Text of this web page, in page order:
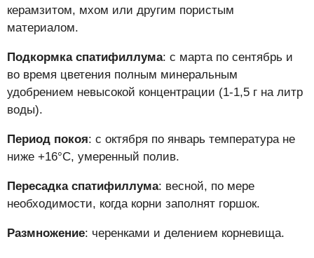
керамзитом, мхом или другим пористым
материалом.
Подкормка спатифиллума: с марта по сентябрь и
во время цветения полным минеральным
удобрением невысокой концентрации (1-1,5 г на литр
воды).
Период покоя: с октября по январь температура не
ниже +16°C, умеренный полив.
Пересадка спатифиллума: весной, по мере
необходимости, когда корни заполнят горшок.
Размножение: черенками и делением корневища.